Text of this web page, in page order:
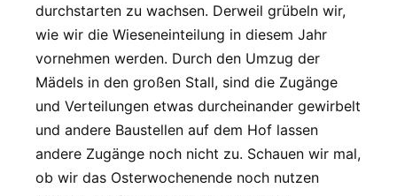
durchstarten zu wachsen. Derweil grübeln wir,
wie wir die Wieseneinteilung in diesem Jahr
vornehmen werden. Durch den Umzug der
Mädels in den großen Stall, sind die Zugänge
und Verteilungen etwas durcheinander gewirbelt
und andere Baustellen auf dem Hof lassen
andere Zugänge noch nicht zu. Schauen wir mal,
ob wir das Osterwochenende noch nutzen